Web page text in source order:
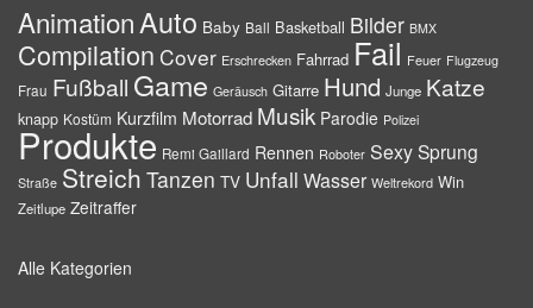
AnimationAuto Baby Ball Basketball Bilder BMX
Compilation Cover Erschrecken Fahrrad Fail Feuer Flugzeug
Frau Fußball Game Geräusch Gitarre Hund Junge Katze
knapp Kostüm Kurzfilm Motorrad Musik Parodie Polizei
Produkte Remi Gaillard Rennen Roboter SexySprung
Straße Streich Tanzen TV Unfall Wasser Weltrekord Win
Zeitlupe Zeitraffer
Alle Kategorien